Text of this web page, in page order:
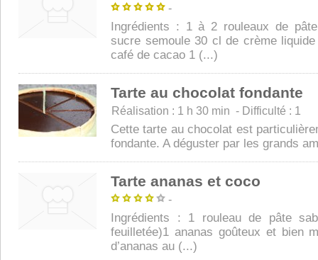
-
Ingrédients : 1 à 2 rouleaux de
sucre semoule 30 cl de crème
café de cacao 1 (...)
Tarte au chocolat fondante
Réalisation : 1 h 30 min - Difficulté : 1
Cette tarte au chocolat est
fondante. A déguster par les grands
Tarte ananas et coco
-
Ingrédients : 1 rouleau de pâte
feuilletée)1 ananas goûteux et bien
d’ananas au (...)